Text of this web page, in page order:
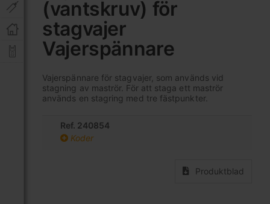
(vantskruv) för
stagvajer
Vajerspännare
Vajerspännare för stagvajer, som används vid
stagning av maströr. För att staga ett maströr
används en stagring med tre fästpunkter.
Ref. 240854
Koder
Produktblad
av
bildgalleriet